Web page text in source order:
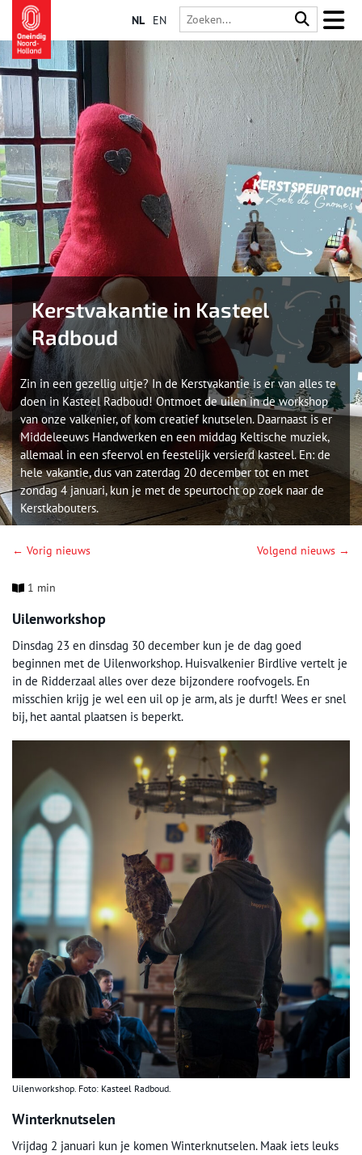
NL EN
Kerstvakantie in Kasteel
Radboud
Zin in een gezellig uitje? In de Kerstvakantie is er van alles te
doen in Kasteel Radboud! Ontmoet de uilen in de workshop
van onze valkenier, of kom creatief knutselen. Daarnaast is er
Middeleeuws Handwerken en een middag Keltische muziek,
allemaal in een sfeervol en feestelijk versierd kasteel. En: de
hele vakantie, dus van zaterdag 20 december tot en met
zondag 4 januari, kun je met de speurtocht op zoek naar de
Kerstkabouters.
← Vorig nieuws Volgend nieuws →
1 min
Uilenworkshop
Dinsdag 23 en dinsdag 30 december kun je de dag goed
beginnen met de Uilenworkshop. Huisvalkenier Birdlive vertelt je
in de Ridderzaal alles over deze bijzondere roofvogels. En
misschien krijg je wel een uil op je arm, als je durft! Wees er snel
bij, het aantal plaatsen is beperkt.
Uilenworkshop. Foto: Kasteel Radboud.
Winterknutselen
Vrijdag 2 januari kun je komen Winterknutselen. Maak iets leuks